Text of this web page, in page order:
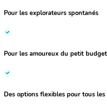
Pour les explorateurs spontanés
Pour les amoureux du petit budget
Des options flexibles pour tous les